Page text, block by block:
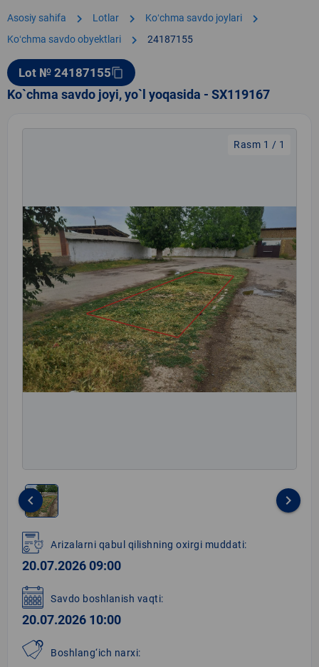
Asosiy sahifa chevron_right Lotlar chevron_right Koʻchma savdo joylari chevron_right
Koʻchma savdo obyektlari chevron_right 24187155
Lot № 24187155content_copy
Ko`chma savdo joyi, yo`l yoqasida - SX119167
Rasm 1 / 1
1
of
1
keyboard_arrow_left keyboard_arrow_right
Arizalarni qabul qilishning oxirgi muddati:
20.07.2026 09:00
Savdo boshlanish vaqti:
20.07.2026 10:00
Boshlang‘ich narxi: